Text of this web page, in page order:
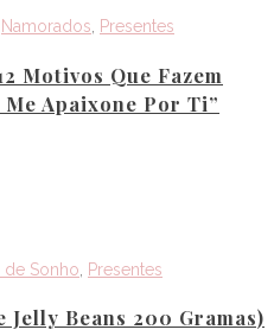
Namorados, Presentes
Motivos Que Fazem
Apaixone Por Ti”
de Sonho Presentes
Beans 200 Gramas)